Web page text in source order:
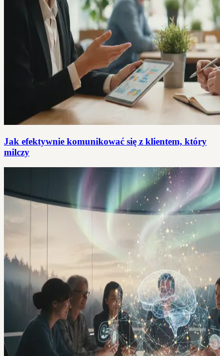
Jak efektywnie komunikować się z klientem, który
milczy